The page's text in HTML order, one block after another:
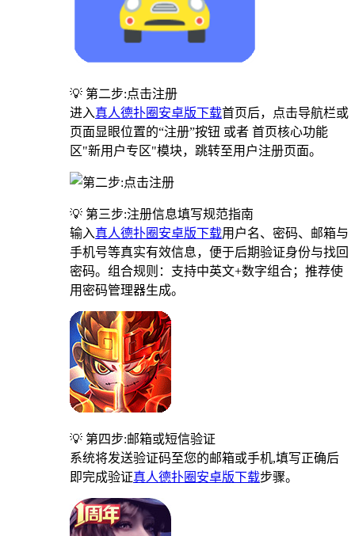
💡 第二步:点击注册
进入真人德扑圈安卓版下载首页后，点击导航栏或
页面显眼位置的“注册”按钮 或者 首页核心功能
区"新用户专区"模块，跳转至用户注册页面。
💡 第三步:注册信息填写规范指南
输入真人德扑圈安卓版下载用户名、密码、邮箱与
手机号等真实有效信息，便于后期验证身份与找回
密码。组合规则：支持中英文+数字组合；推荐使
用密码管理器生成。
💡 第四步:邮箱或短信验证
系统将发送验证码至您的邮箱或手机,填写正确后
即完成验证真人德扑圈安卓版下载步骤。